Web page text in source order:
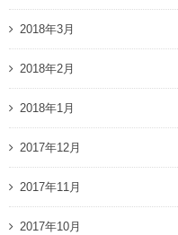
2018年3月
2018年2月
2018年1月
2017年12月
2017年11月
2017年10月